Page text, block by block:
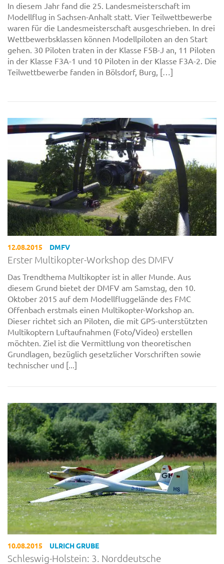
In diesem Jahr fand die 25. Landesmeisterschaft im
Modellflug in Sachsen-Anhalt statt. Vier Teilwettbewerbe
waren für die Landesmeisterschaft ausgeschrieben. In drei
Wettbewerbsklassen können Modellpiloten an den Start
gehen. 30 Piloten traten in der Klasse F5B-J an, 11 Piloten
in der Klasse F3A-1 und 10 Piloten in der Klasse F3A-2. Die
Teilwettbewerbe fanden in Bölsdorf, Burg, […]
12.08.2015 DMFV
Erster Multikopter-Workshop des DMFV
Das Trendthema Multikopter ist in aller Munde. Aus
diesem Grund bietet der DMFV am Samstag, den 10.
Oktober 2015 auf dem Modellfluggelände des FMC
Offenbach erstmals einen Multikopter-Workshop an.
Dieser richtet sich an Piloten, die mit GPS-unterstützten
Multikoptern Luftaufnahmen (Foto/Video) erstellen
möchten. Ziel ist die Vermittlung von theoretischen
Grundlagen, bezüglich gesetzlicher Vorschriften sowie
technischer und [...]
10.08.2015 ULRICH GRUBE
Schleswig-Holstein: 3. Norddeutsche